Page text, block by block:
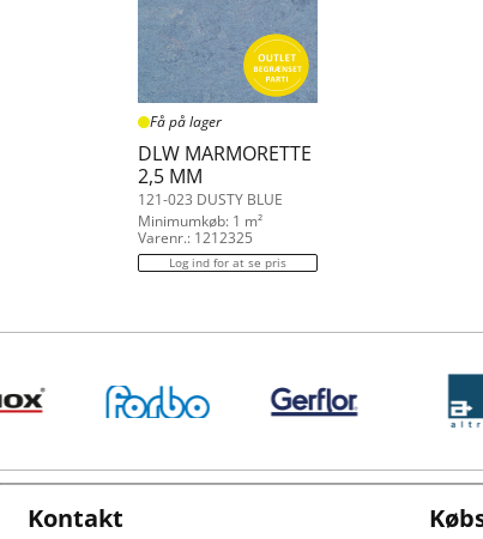
Få på lager
DLW MARMORETTE
2,5 MM
121-023 DUSTY BLUE
Minimumkøb: 1 m²
Varenr.: 1212325
Log ind for at se pris
Kontakt